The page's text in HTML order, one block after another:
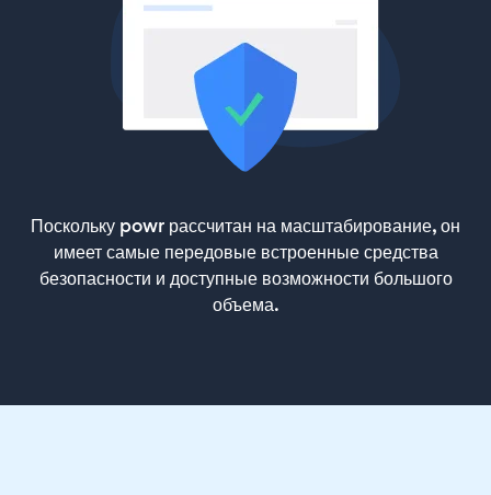
Поскольку powr рассчитан на масштабирование, он
имеет самые передовые встроенные средства
безопасности и доступные возможности большого
объема.